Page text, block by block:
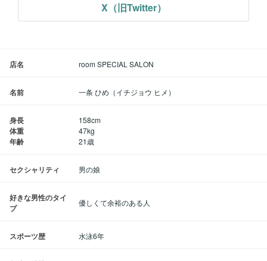
X（旧Twitter）
店名 room SPECIAL SALON
名前 一条 ひめ（イチジョウ ヒメ）
身長
体重
年齢
158cm
47kg
21歳
セクシャリティ 男の娘
好きな男性のタイ
プ
優しくて余裕のある人
スポーツ歴 水泳6年